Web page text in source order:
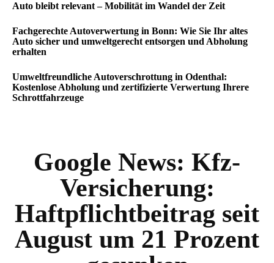
Auto bleibt relevant – Mobilität im Wandel der Zeit
Fachgerechte Autoverwertung in Bonn: Wie Sie Ihr altes
Auto sicher und umweltgerecht entsorgen und Abholung
erhalten
Umweltfreundliche Autoverschrottung in Odenthal:
Kostenlose Abholung und zertifizierte Verwertung Ihrere
Schrottfahrzeuge
Google News: Kfz-
Versicherung:
Haftpflichtbeitrag seit
August um 21 Prozent